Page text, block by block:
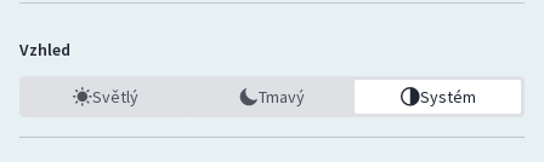
Vzhled
Světlý Tmavý Systém